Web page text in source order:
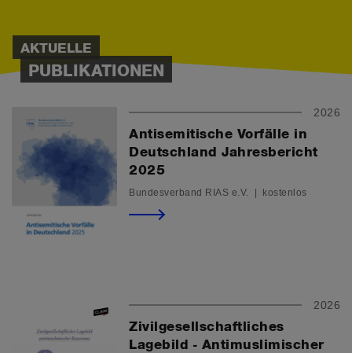
AKTUELLE
PUBLIKATIONEN
2026
Antisemitische Vorfälle in
Deutschland Jahresbericht
2025
Bundesverband RIAS e.V. | kostenlos
2026
Zivilgesellschaftliches
Lagebild - Antimuslimischer